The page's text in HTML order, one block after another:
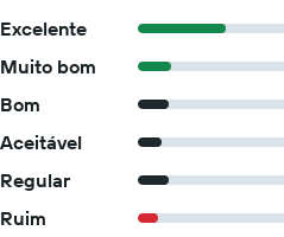
Excelente
Muito bom
Bom
Aceitável
Regular
Ruim